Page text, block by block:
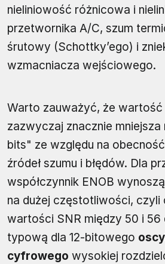
nieliniowość różnicowa i
przetwornika A/C, szum
śrutowy (Schottky’ego) i
wzmacniacza wejściowego.
Warto zauważyć, że wartość
zazwyczaj znacznie
bits" ze względu na
źródeł szumu i błędów. Dla
współczynnik ENOB
na dużej częstotliwości, czyli
wartości SNR między 50 i
typową dla 12-bitowego
cyfrowego wysokiej